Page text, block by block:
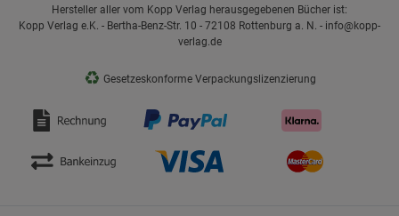
Hersteller aller vom Kopp Verlag herausgegebenen Bücher ist:
Kopp Verlag e.K. - Bertha-Benz-Str. 10 - 72108 Rottenburg a. N. - info@kopp-
verlag.de
♻ Gesetzeskonforme Verpackungslizenzierung